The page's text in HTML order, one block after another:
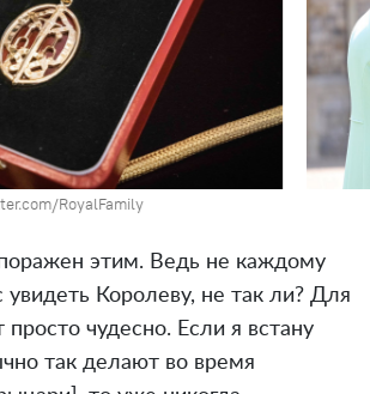
RoyalFamily
этим. Ведь не каждому
Королеву, не так ли? Для
просто чудесно. Если я встану
так делают во время